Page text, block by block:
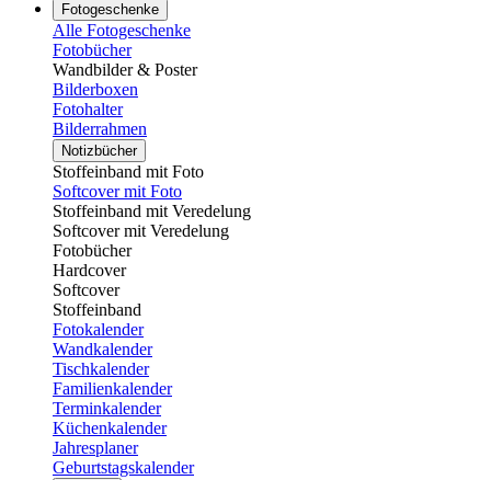
Fotogeschenke
Alle Fotogeschenke
Fotobücher
Wandbilder & Poster
Bilderboxen
Fotohalter
Bilderrahmen
Notizbücher
Stoffeinband mit Foto
Softcover mit Foto
Stoffeinband mit Veredelung
Softcover mit Veredelung
Fotobücher
Hardcover
Softcover
Stoffeinband
Fotokalender
Wandkalender
Tischkalender
Familienkalender
Terminkalender
Küchenkalender
Jahresplaner
Geburtstagskalender